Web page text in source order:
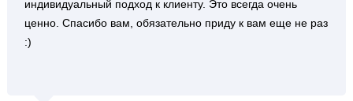
индивидуальный подход к клиенту. Это всегда очень
ценно. Спасибо вам, обязательно приду к вам еще не раз
:)